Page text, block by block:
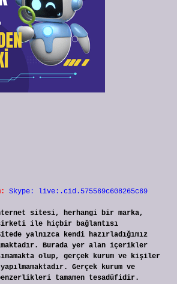
Skype: live:.cid.575569c608265c69
sitesi, herhangi bir marka,
şirketi ile hiçbir bağlantısı
yalnızca kendi hazırladığımız
Burada yer alan içerikler
olup, gerçek kurum ve kişiler
Gerçek kurum ve
tamamen tesadüfidir.